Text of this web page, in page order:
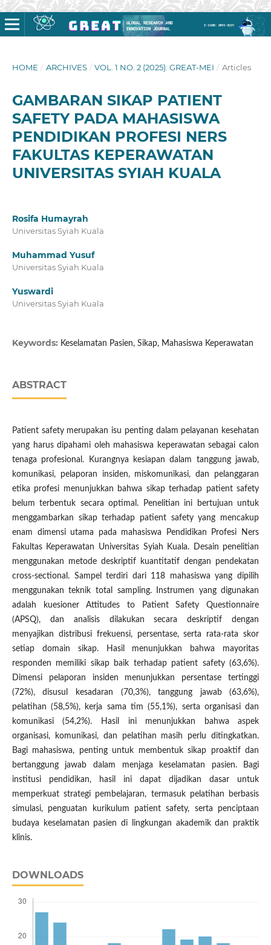
HOME / ARCHIVES / VOL. 1 NO. 2 (2025): GREAT-MEI / Articles
GAMBARAN SIKAP PATIENT
SAFETY PADA MAHASISWA
PENDIDIKAN PROFESI NERS
FAKULTAS KEPERAWATAN
UNIVERSITAS SYIAH KUALA
Rosifa Humayrah
Universitas Syiah Kuala
Muhammad Yusuf
Universitas Syiah Kuala
Yuswardi
Universitas Syiah Kuala
Keywords: Keselamatan Pasien, Sikap, Mahasiswa Keperawatan
ABSTRACT
Patient safety merupakan isu penting dalam pelayanan kesehatan
yang harus dipahami oleh mahasiswa keperawatan sebagai calon
tenaga profesional. Kurangnya kesiapan dalam tanggung jawab,
komunikasi, pelaporan insiden, miskomunikasi, dan pelanggaran
etika profesi menunjukkan bahwa sikap terhadap patient safety
belum terbentuk secara optimal. Penelitian ini bertujuan untuk
menggambarkan sikap terhadap patient safety yang mencakup
enam dimensi utama pada mahasiswa Pendidikan Profesi Ners
Fakultas Keperawatan Universitas Syiah Kuala. Desain penelitian
menggunakan metode deskriptif kuantitatif dengan pendekatan
cross-sectional. Sampel terdiri dari 118 mahasiswa yang dipilih
menggunakan teknik total sampling. Instrumen yang digunakan
adalah kuesioner Attitudes to Patient Safety Questionnaire
(APSQ), dan analisis dilakukan secara deskriptif dengan
menyajikan distribusi frekuensi, persentase, serta rata-rata skor
setiap domain sikap. Hasil menunjukkan bahwa mayoritas
responden memiliki sikap baik terhadap patient safety (63,6%).
Dimensi pelaporan insiden menunjukkan persentase tertinggi
(72%), disusul kesadaran (70,3%), tanggung jawab (63,6%),
pelatihan (58,5%), kerja sama tim (55,1%), serta organisasi dan
komunikasi (54,2%). Hasil ini menunjukkan bahwa aspek
organisasi, komunikasi, dan pelatihan masih perlu ditingkatkan.
Bagi mahasiswa, penting untuk membentuk sikap proaktif dan
bertanggung jawab dalam menjaga keselamatan pasien. Bagi
institusi pendidikan, hasil ini dapat dijadikan dasar untuk
memperkuat strategi pembelajaran, termasuk pelatihan berbasis
simulasi, penguatan kurikulum patient safety, serta penciptaan
budaya keselamatan pasien di lingkungan akademik dan praktik
klinis.
DOWNLOADS